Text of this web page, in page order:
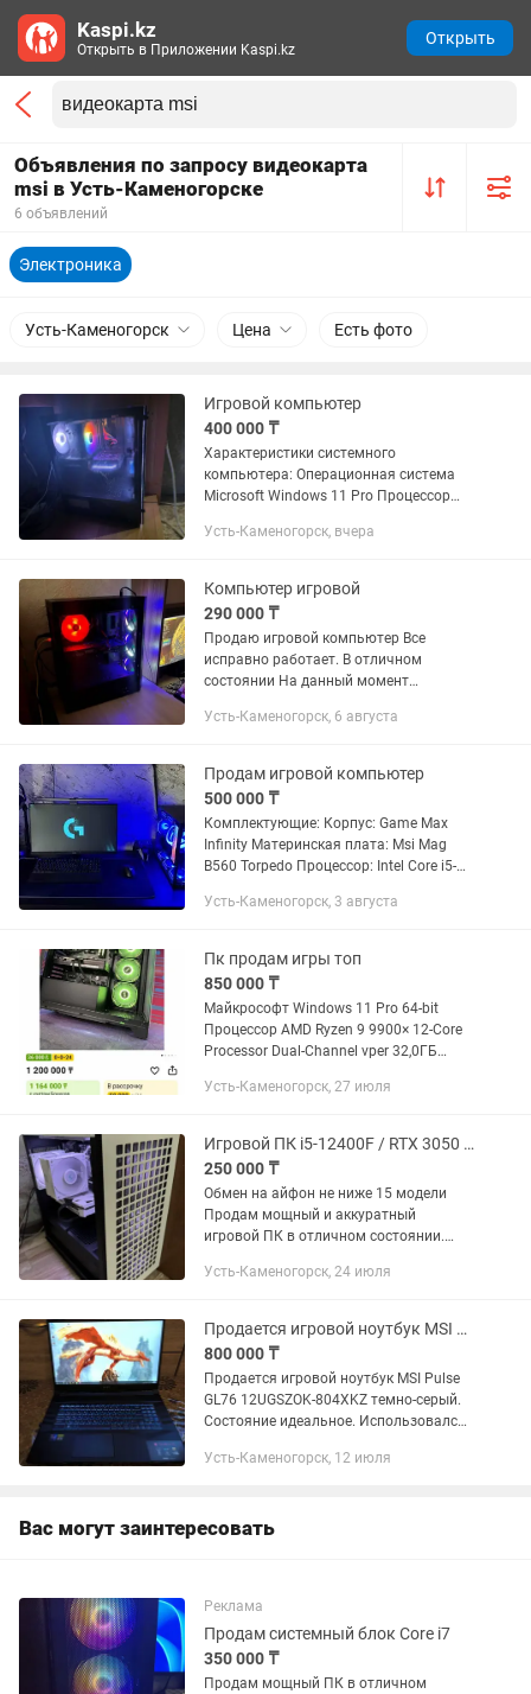
Объявления по запросу видеокарта
msi в Усть-Каменогорске
6 объявлений
Электроника
Усть-Каменогорск Цена Есть фото
Игровой компьютер
400 000 ₸
Характеристики системного
компьютера: Операционная система
Microsoft Windows 11 Pro Процессор
Системная плата ONDA H610E-B
Усть-Каменогорск, вчера
Компьютер игровой
290 000 ₸
Продаю игровой компьютер Все
исправно работает. В отличном
состоянии На данный момент
характеристики: Видеокарта: NVIDIA
Усть-Каменогорск, 6 августа
Продам игровой компьютер
500 000 ₸
Комплектующие: Корпус: Game Max
Infinity Материнская плата: Msi Mag
B560 Torpedo Процессор: Intel Core i5-
Aorus Elite 8Gb Райзер для видеокарты:
Усть-Каменогорск, 3 августа
Пк продам игры топ
850 000 ₸
Майкрософт Windows 11 Pro 64-bit
Процессор AMD Ryzen 9 9900× 12-Core
Processor Dual-Channel vper 32,0ГБ
EVO Plus 1TB Накопители 476GB TEAM
Усть-Каменогорск, 27 июля
Игровой ПК i5-12400F / RTX 3050 8GB / 16GB / SSD 1TB
250 000 ₸
Обмен на айфон не ниже 15 модели
Продам мощный и аккуратный
игровой ПК в отличном состоянии.
работы, учебы, монтажа и стриминга.
Усть-Каменогорск, 24 июля
Продается игровой ноутбук MSI Puls GL76. Использовался редко.
800 000 ₸
Продается игровой ноутбук MSI Pulse
GL76 12UGSZOK-804XKZ темно-серый.
Состояние идеальное. Использовался
обновление экрана - 360 Гц. Процессор:
Усть-Каменогорск, 12 июля
Вас могут заинтересовать
Реклама
Продам системный блок Core i7
350 000 ₸
Продам мощный ПК в отличном
Kaspi.kz
Открыть в Приложении Kaspi.kz
Открыть